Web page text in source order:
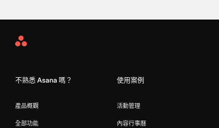
Asana
不熟悉 Asana 嗎？
產品概觀
全部功能
使用案例
活動管理
內容行事曆